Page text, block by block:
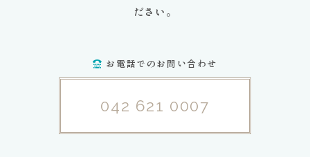
ださい。
お電話でのお問い合わせ
042 621 0007